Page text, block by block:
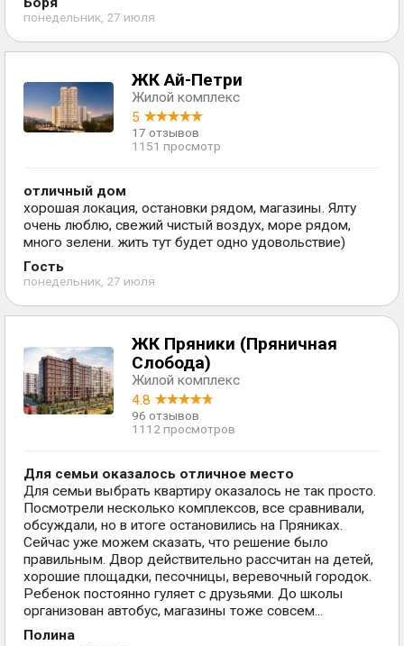
понедельник, 27 июля
ЖК Ай-Петри
Жилой комплекс
5
17 отзывов
1151 просмотр
отличный дом
хорошая локация, остановки рядом, магазины. Ялту
очень люблю, свежий чистый воздух, море рядом,
много зелени. жить тут будет одно удовольствие)
Гость
понедельник, 27 июля
ЖК Пряники (Пряничная
Слобода)
Жилой комплекс
4.8
96 отзывов
1112 просмотров
Для семьи оказалось отличное место
Для семьи выбрать квартиру оказалось не так просто.
Посмотрели несколько комплексов, все сравнивали,
обсуждали, но в итоге остановились на Пряниках.
Сейчас уже можем сказать, что решение было
правильным. Двор действительно рассчитан на детей,
хорошие площадки, песочницы, веревочный городок.
Ребенок постоянно гуляет с друзьями. До школы
организован автобус, магазины тоже совсем...
Полина